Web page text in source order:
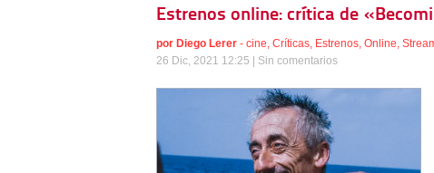
Estrenos online: crítica de
por Diego Lerer - cine, Críticas, Estrenos, Online,
26 Dic, 2021 12:25 | Sin comentarios